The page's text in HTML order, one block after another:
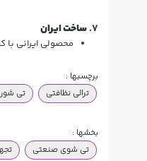
7. ساخت ایران
محصولی ایرانی با
برچسبها :
ترالی نظافتی
تی شور
بخشها :
تی شوی صنعتی